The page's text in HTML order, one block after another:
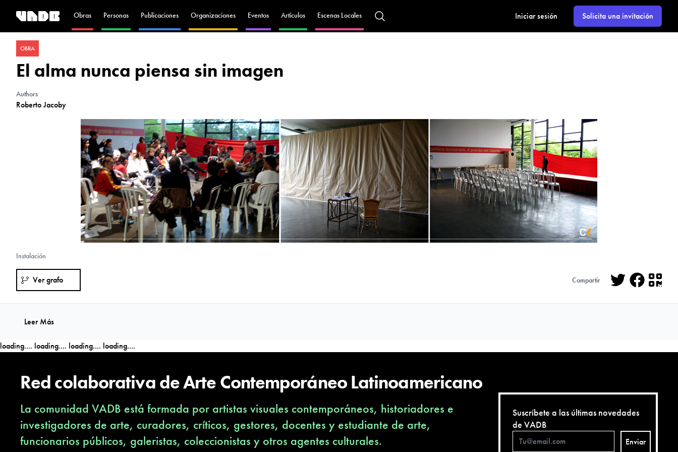
Obras Personas Publicaciones Organizaciones Eventos Artículos Escenas Locales Iniciar sesión Solicita una invitación
OBRA
El alma nunca piensa sin imagen
Authors
Roberto Jacoby
Instalación
Ver grafo Compartir
Leer Más
loading.... loading.... loading.... loading....
Red colaborativa de Arte Contemporáneo Latinoamericano
La comunidad VADB está formada por artistas visuales contemporáneos, historiadores e
investigadores de arte, curadores, críticos, gestores, docentes y estudiante de arte,
funcionarios públicos, galeristas, coleccionistas y otros agentes culturales.
Suscríbete a las últimas novedades
de VADB
Enviar